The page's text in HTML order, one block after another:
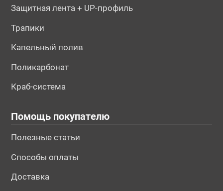
Защитная лента + UP-профиль
Трапики
Капельный полив
Поликарбонат
Краб-система
Помощь покупателю
Полезные статьи
Способы оплаты
Доставка